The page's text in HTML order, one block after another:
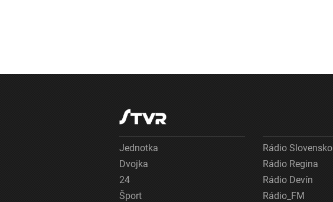
Jednotka
Dvojka
24
Šport
Rádio Slovensko
Rádio Regina
Rádio Devín
Rádio_FM